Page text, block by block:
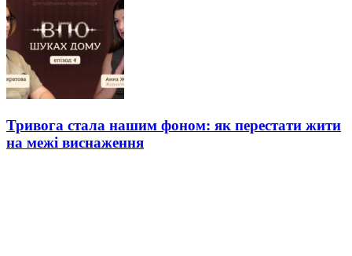
Тривога стала нашим фоном: як перестати жити
на межі виснаження